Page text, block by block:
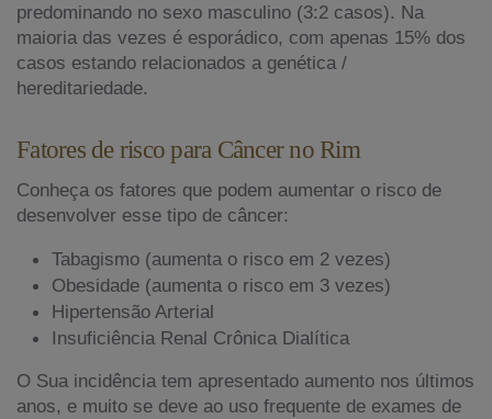
predominando no sexo masculino (3:2 casos). Na
maioria das vezes é esporádico, com apenas 15% dos
casos estando relacionados a genética /
hereditariedade.
Fatores de risco para Câncer no Rim
Conheça os fatores que podem aumentar o risco de
desenvolver esse tipo de câncer:
Tabagismo (aumenta o risco em 2 vezes)
Obesidade (aumenta o risco em 3 vezes)
Hipertensão Arterial
Insuficiência Renal Crônica Dialítica
O Sua incidência tem apresentado aumento nos últimos
anos, e muito se deve ao uso frequente de exames de